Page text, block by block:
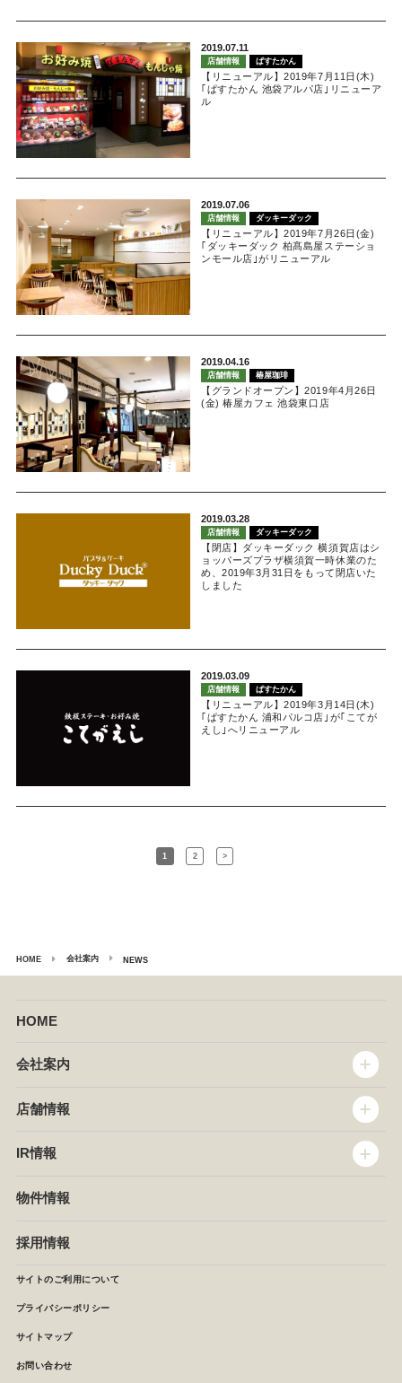
2019.07.11
店舗情報 ぱすたかん
【リニューアル】2019年7月11日(木)
｢ぱすたかん 池袋アルパ店｣リニューア
ル
2019.07.06
店舗情報 ダッキーダック
【リニューアル】2019年7月26日(金)
｢ダッキーダック 柏髙島屋ステーショ
ンモール店｣がリニューアル
2019.04.16
店舗情報 椿屋珈琲
【グランドオープン】2019年4月26日
(金) 椿屋カフェ 池袋東口店
2019.03.28
店舗情報 ダッキーダック
【閉店】ダッキーダック 横須賀店はシ
ョッパーズプラザ横須賀一時休業のた
め、2019年3月31日をもって閉店いた
しました
2019.03.09
店舗情報 ぱすたかん
【リニューアル】2019年3月14日(木)
｢ぱすたかん 浦和パルコ店｣が｢こてが
えし｣へリニューアル
1 2 >
HOME 会社案内 NEWS
HOME
会社案内
企業情報
セントラルキッチン
NEWS
店舗情報
椿屋珈琲
イタリアンダイニングDONA
店舗検索
IR情報
IRニュース
月次報告
決算短信
株主の皆様へ
よくあるご質問 (株主優待制度)
物件情報
採用情報
サイトのご利用について
プライバシーポリシー
サイトマップ
お問い合わせ